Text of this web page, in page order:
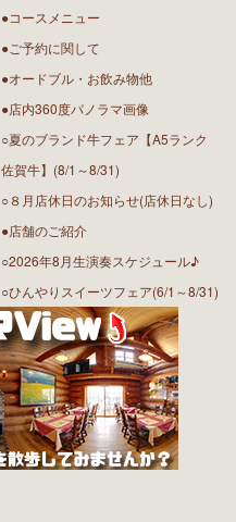
●コースメニュー
●ご予約に関して
●オードブル・お飲み物他
●店内360度パノラマ画像
○夏のブランド牛フェア【A5ランク
佐賀牛】(8/1～8/31)
○８月店休日のお知らせ(店休日なし)
●店舗のご紹介
○2026年8月生演奏スケジュール♪
○ひんやりスイーツフェア(6/1～8/31)